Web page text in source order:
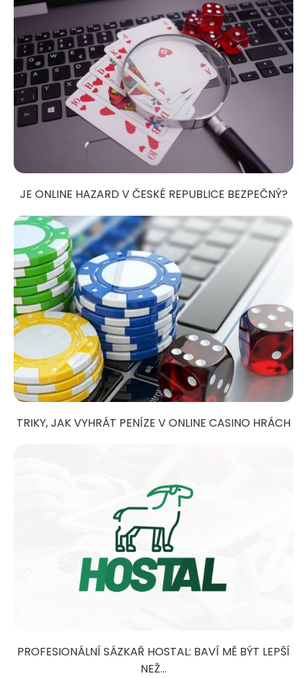
JE ONLINE HAZARD V ČESKÉ REPUBLICE BEZPEČNÝ?
TRIKY, JAK VYHRÁT PENÍZE V ONLINE CASINO HRÁCH
PROFESIONÁLNÍ SÁZKAŘ HOSTAL: BAVÍ MĚ BÝT LEPŠÍ
NEŽ...